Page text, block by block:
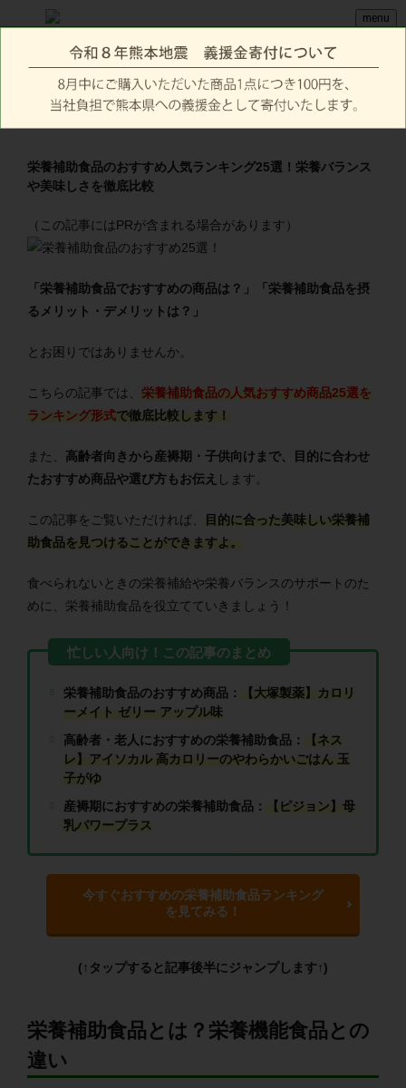
menu
栄養補助食品のおすすめ人気ランキング25選！栄養バランス
や美味しさを徹底比較
（この記事にはPRが含まれる場合があります）
「栄養補助食品でおすすめの商品は？」「栄養補助食品を摂
るメリット・デメリットは？」
とお困りではありませんか。
こちらの記事では、 栄養補助食品の人気おすすめ商品25選を
ランキング形式で徹底比較します！
また、 高齢者向きから産褥期・子供向けまで、目的に合わせ
たおすすめ商品や選び方もお伝え します。
この記事をご覧いただければ、
目的に合った美味しい栄養補
助食品を見つけることができますよ。
食べられないときの栄養補給や栄養バランスのサポートのた
めに、栄養補助食品を役立てていきましょう！
栄養補助食品のおすすめ商品：
【大塚製薬】カロリ
ーメイト ゼリー アップル味
高齢者・老人におすすめの栄養補助食品：
【ネス
レ】アイソカル 高カロリーのやわらかいごはん 玉
子がゆ
産褥期におすすめの栄養補助食品：
【ピジョン】母
乳パワープラス
今すぐおすすめの栄養補助食品ランキング
を見てみる！
(↑タップすると記事後半にジャンプします↑)
栄養補助食品とは？栄養機能食品との
違い